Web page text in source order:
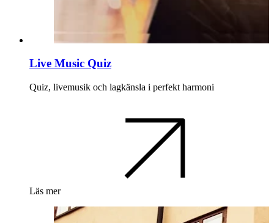
Live Music Quiz
Quiz, livemusik och lagkänsla i perfekt harmoni
Läs mer